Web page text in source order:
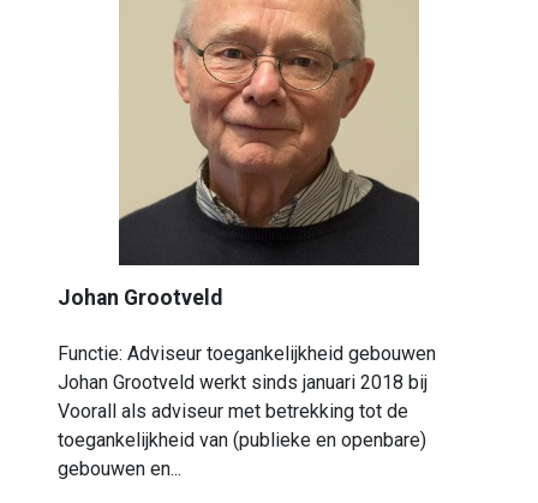
Johan Grootveld
Functie: Adviseur toegankelijkheid gebouwen
Johan Grootveld werkt sinds januari 2018 bij
Voorall als adviseur met betrekking tot de
toegankelijkheid van (publieke en openbare)
gebouwen en...